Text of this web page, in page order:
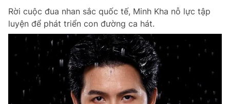
Rời cuộc đua nhan sắc quốc tế, Minh Kha nỗ lực tập
luyện để phát triển con đường ca hát.